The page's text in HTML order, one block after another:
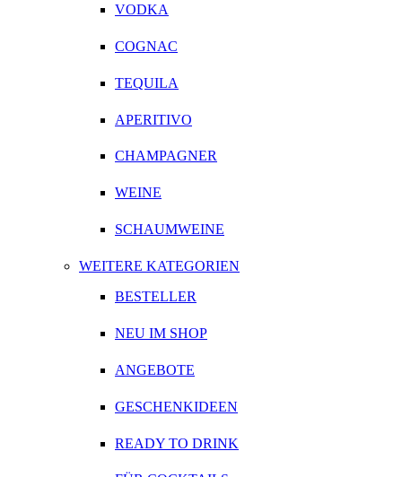
VODKA
COGNAC
TEQUILA
APERITIVO
CHAMPAGNER
WEINE
SCHAUMWEINE
WEITERE KATEGORIEN
BESTELLER
NEU IM SHOP
ANGEBOTE
GESCHENKIDEEN
READY TO DRINK